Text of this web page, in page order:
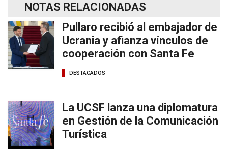
NOTAS RELACIONADAS
Pullaro recibió al embajador de
Ucrania y afianza vínculos de
cooperación con Santa Fe
DESTACADOS
La UCSF lanza una diplomatura
en Gestión de la Comunicación
Turística